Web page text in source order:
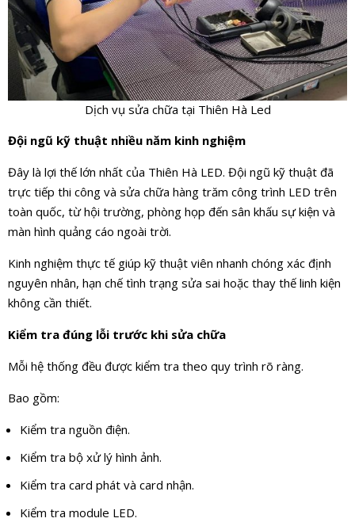
Dịch vụ sửa chữa tại Thiên Hà Led
Đội ngũ kỹ thuật nhiều năm kinh nghiệm
Đây là lợi thế lớn nhất của Thiên Hà LED. Đội ngũ kỹ thuật đã
trực tiếp thi công và sửa chữa hàng trăm công trình LED trên
toàn quốc, từ hội trường, phòng họp đến sân khấu sự kiện và
màn hình quảng cáo ngoài trời.
Kinh nghiệm thực tế giúp kỹ thuật viên nhanh chóng xác định
nguyên nhân, hạn chế tình trạng sửa sai hoặc thay thế linh kiện
không cần thiết.
Kiểm tra đúng lỗi trước khi sửa chữa
Mỗi hệ thống đều được kiểm tra theo quy trình rõ ràng.
Bao gồm:
Kiểm tra nguồn điện.
Kiểm tra bộ xử lý hình ảnh.
Kiểm tra card phát và card nhận.
Kiểm tra module LED.